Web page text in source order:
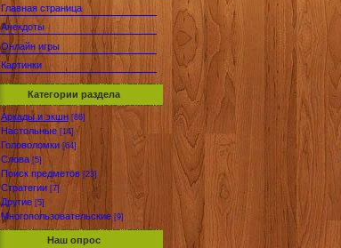
Главная страница
Анекдоты
Онлайн игры
Картинки
Категории раздела
Аркады и экшн [86]
Настольные [14]
Головоломки [64]
Слова [5]
Поиск предметов [23]
Стратегии [7]
Другие [5]
Многопользовательские [9]
Наш опрос